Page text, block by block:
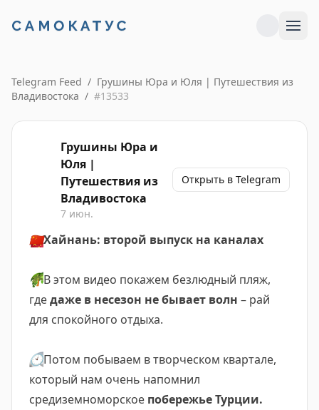
Telegram Feed / Грушины Юра и Юля | Путешествия из
Владивостока / #13533
Грушины Юра и
Юля |
Путешествия из
Владивостока
7 июн.
Открыть в Telegram
🇨🇳Хайнань: второй выпуск на каналах
🌴В этом видео покажем безлюдный пляж,
гдедаже в несезон не бывает волн – рай
для спокойного отдыха.
🕙Потом побываем в творческом квартале,
который нам очень напомнил
средиземноморское побережье Турции.